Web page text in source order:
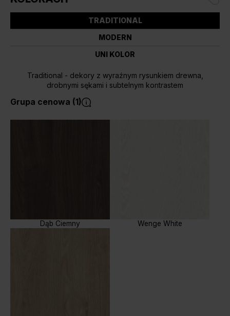
TRADITIONAL
MODERN
UNI KOLOR
Traditional - dekory z wyraźnym rysunkiem drewna,
drobnymi sękami i subtelnym kontrastem
Grupa cenowa (1)
Dąb Ciemny Wenge White